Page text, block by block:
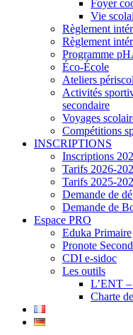
Foyer
Vie
Règlement
Règlement
Programme
Éco-École
Ateliers
Activités
secondaire
Voyages
Compétitions
INSCRIPTIONS
Inscriptions
Tarifs 2026-
Tarifs 2025-
Demande de
Demande de
Espace PRO
Eduka Primaire
Pronote
CDI e-sidoc
Les outils
L’ENT –
Charte